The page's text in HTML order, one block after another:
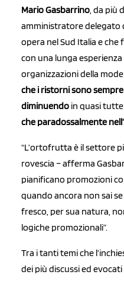
MarioGasbarrino , da più
amministratore delegato
opera nel Sud Italia e che
con una lunga
organizzazioni della
che i ristorni sono
diminuendo in quasi tutte
che paradossalmente
“L’ortofrutta è il settore
rovescia – afferma
pianificano promozioni
quando ancora non sai se
fresco, per sua natura,
logiche promozionali”.
Tra i tanti temi che
dei più discussi ed